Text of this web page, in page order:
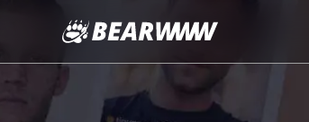
contenu